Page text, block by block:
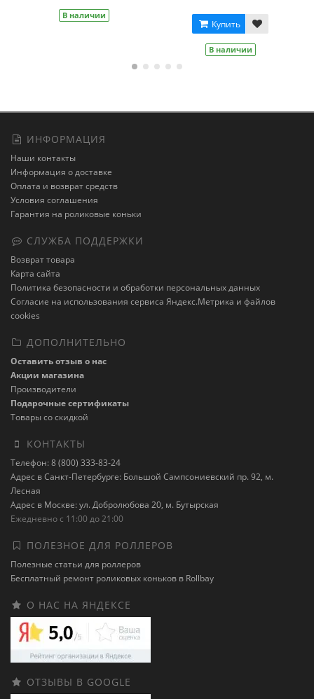
ИНФОРМАЦИЯ
Наши контакты
Информация о доставке
Оплата и возврат средств
Условия соглашения
Гарантия на роликовые коньки
СЛУЖБА ПОДДЕРЖКИ
Возврат товара
Карта сайта
Политика безопасности и обработки персональных данных
Cогласие на использования сервиса Яндекс.Метрика и файлов
cookies
ДОПОЛНИТЕЛЬНО
Оставить отзыв о нас
Акции магазина
Производители
Подарочные сертификаты
Товары со скидкой
КОНТАКТЫ
Телефон: 8 (800) 333-83-24
Адрес в Санкт-Петербурге: Большой Сампсониевский пр. 92, м.
Лесная
Адрес в Москве: ул. Добролюбова 20, м. Бутырская
Ежедневно с 11:00 до 21:00
ПОЛЕЗНОЕ ДЛЯ РОЛЛЕРОВ
Полезные статьи для роллеров
Бесплатный ремонт роликовых коньков в Rollbay
О НАС НА ЯНДЕКСЕ
ОТЗЫВЫ В GOOGLE